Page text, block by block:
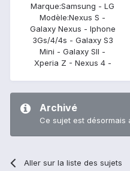
Marque:Samsung - LG
Modèle:Nexus S -
Galaxy Nexus - Iphone
3Gs/4/4s - Galaxy S3
Mini - Galaxy SII -
Xperia Z - Nexus 4 -
Archivé
Ce sujet est
Aller sur la liste des sujets